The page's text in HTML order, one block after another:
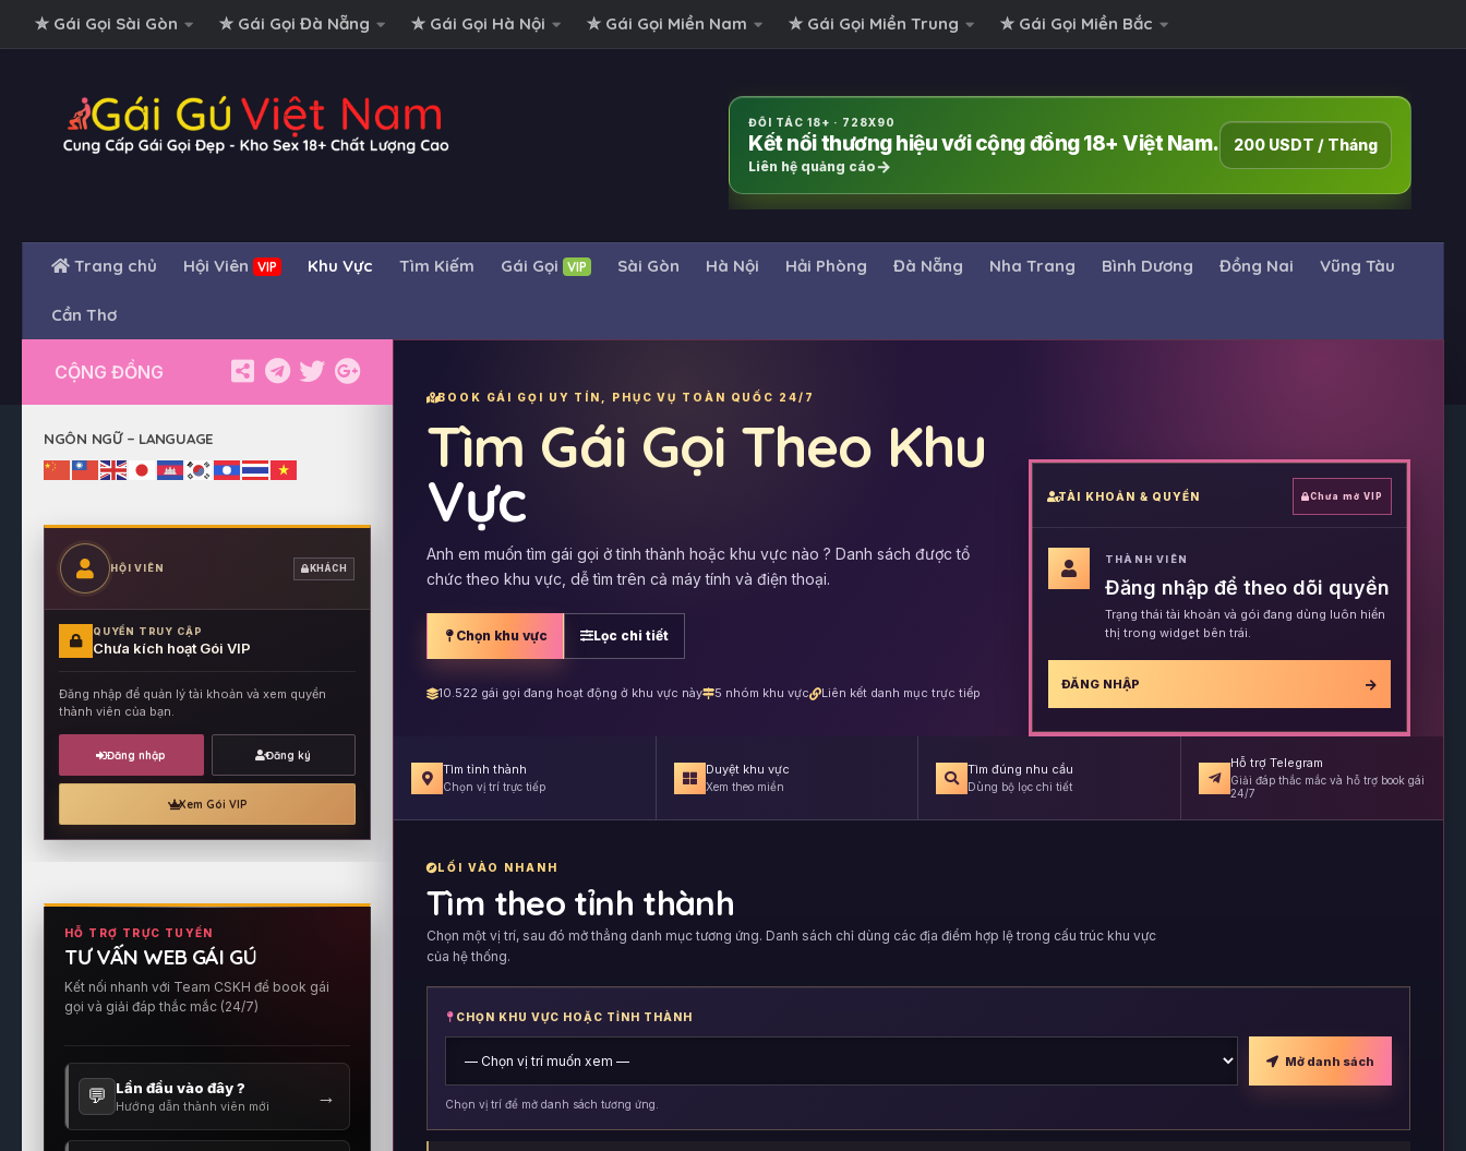
Skip to content
✮ Gái Gọi Sài Gòn ✮ Gái Gọi Đà Nẵng ✮ Gái Gọi Hà Nội ✮ Gái Gọi Miền Nam ✮ Gái Gọi Miền Trung ✮ Gái Gọi Miền Bắc
ĐỐI TÁC 18+ · 728X90
Kết nối thương hiệu với cộng đồng 18+ Việt Nam.
Liên hệ quảng cáo
200 USDT / Tháng
Trang chủ Hội Viên VIP Khu Vực Tìm Kiếm Gái Gọi VIP Sài Gòn Hà Nội Hải Phòng Đà Nẵng Nha Trang Bình Dương Đồng Nai Vũng Tàu
Cần Thơ
BOOK GÁI GỌI UY TÍN, PHỤC VỤ TOÀN QUỐC 24/7
Tìm Gái Gọi Theo Khu
Vực
Anh em muốn tìm gái gọi ở tỉnh thành hoặc khu vực nào ? Danh sách được tổ
chức theo khu vực, dễ tìm trên cả máy tính và điện thoại.
Chọn khu vực Lọc chi tiết
10.522 gái gọi đang hoạt động ở khu vực này 5 nhóm khu vực Liên kết danh mục trực tiếp
TÀI KHOẢN & QUYỀN Chưa mở VIP
THÀNH VIÊN
Đăng nhập để theo dõi quyền
Trạng thái tài khoản và gói đang dùng luôn hiển
thị trong widget bên trái.
ĐĂNG NHẬP
Tìm tỉnh thành
Chọn vị trí trực tiếp
Duyệt khu vực
Xem theo miền
Tìm đúng nhu cầu
Dùng bộ lọc chi tiết
Hỗ trợ Telegram
Giải đáp thắc mắc và hỗ trợ book gái
24/7
LỐI VÀO NHANH
Tìm theo tỉnh thành
Chọn một vị trí, sau đó mở thẳng danh mục tương ứng. Danh sách chỉ dùng các địa điểm hợp lệ trong cấu trúc khu vực
của hệ thống.
CHỌN KHU VỰC HOẶC TỈNH THÀNH
Mở danh sách
Chọn vị trí để mở danh sách tương ứng.
CỘNG ĐỒNG
NGÔN NGỮ – LANGUAGE
HỘI VIÊN KHÁCH
QUYỀN TRUY CẬP
Chưa kích hoạt Gói VIP
Đăng nhập để quản lý tài khoản và xem quyền
thành viên của bạn.
Đăng nhập Đăng ký
Xem Gói VIP
HỖ TRỢ TRỰC TUYẾN
TƯ VẤN WEB GÁI GÚ
Kết nối nhanh với Team CSKH để book gái
gọi và giải đáp thắc mắc (24/7)
💬 Lần đầu vào đây ?
Hướng dẫn thành viên mới →